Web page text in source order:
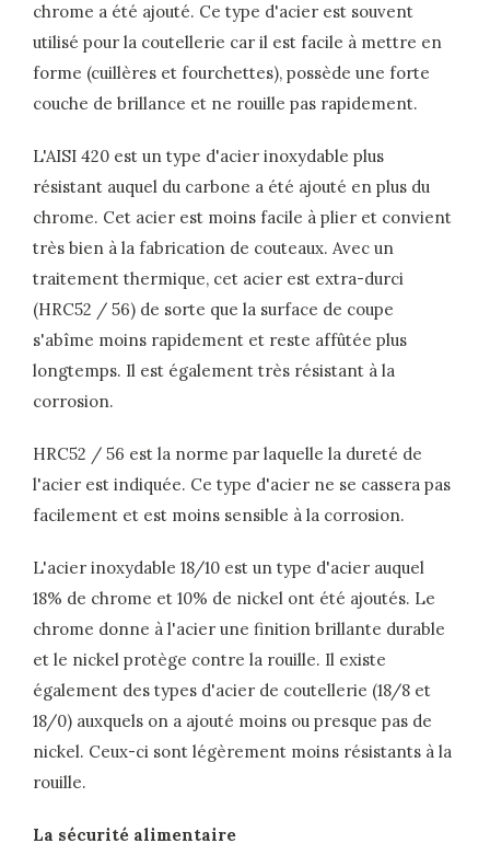
chrome a été ajouté. Ce type d'acier est souvent
utilisé pour la coutellerie car il est facile à mettre en
forme (cuillères et fourchettes), possède une forte
couche de brillance et ne rouille pas rapidement.
L'AISI 420 est un type d'acier inoxydable plus
résistant auquel du carbone a été ajouté en plus du
chrome. Cet acier est moins facile à plier et convient
très bien à la fabrication de couteaux. Avec un
traitement thermique, cet acier est extra-durci
(HRC52 / 56) de sorte que la surface de coupe
s'abîme moins rapidement et reste affûtée plus
longtemps. Il est également très résistant à la
corrosion.
HRC52 / 56 est la norme par laquelle la dureté de
l'acier est indiquée. Ce type d'acier ne se cassera pas
facilement et est moins sensible à la corrosion.
L'acier inoxydable 18/10 est un type d'acier auquel
18% de chrome et 10% de nickel ont été ajoutés. Le
chrome donne à l'acier une finition brillante durable
et le nickel protège contre la rouille. Il existe
également des types d'acier de coutellerie (18/8 et
18/0) auxquels on a ajouté moins ou presque pas de
nickel. Ceux-ci sont légèrement moins résistants à la
rouille.
La sécurité alimentaire